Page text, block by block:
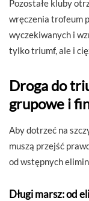
Pozostałe kluby
wręczenia trofeum
wyczekiwanych i
tylko triumf, ale i
Droga do
grupowe i
Aby dotrzeć na
muszą przejść
od wstępnych
Długi marsz: od